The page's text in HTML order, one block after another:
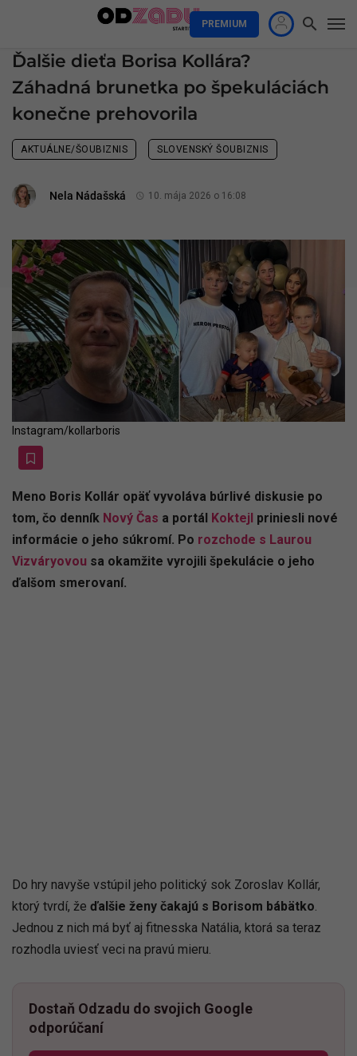
PREMIUM
Ďalšie dieťa Borisa Kollára?
Záhadná brunetka po špekuláciách
konečne prehovorila
AKTUÁLNE/ŠOUBIZNIS SLOVENSKÝ ŠOUBIZNIS
Nela Nádašská 10. mája 2026 o 16:08
Instagram/kollarboris
Meno Boris Kollár opäť vyvoláva búrlivé diskusie po
tom, čo denník Nový Čas a portál Koktejl priniesli nové
informácie o jeho súkromí. Po rozchode s Laurou
Vizváryovou sa okamžite vyrojili špekulácie o jeho
ďalšom smerovaní.
Do hry navyše vstúpil jeho politický sok Zoroslav Kollár,
ktorý tvrdí, že ďalšie ženy čakajú s Borisom bábätko.
Jednou z nich má byť aj fitnesska Natália, ktorá sa teraz
rozhodla uviesť veci na pravú mieru.
Dostaň Odzadu do svojich Google
odporúčaní